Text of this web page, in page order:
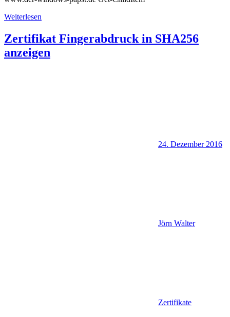
Weiterlesen
Zertifikat Fingerabdruck in SHA256
anzeigen
24. Dezember 2016
Jörn Walter
Zertifikate